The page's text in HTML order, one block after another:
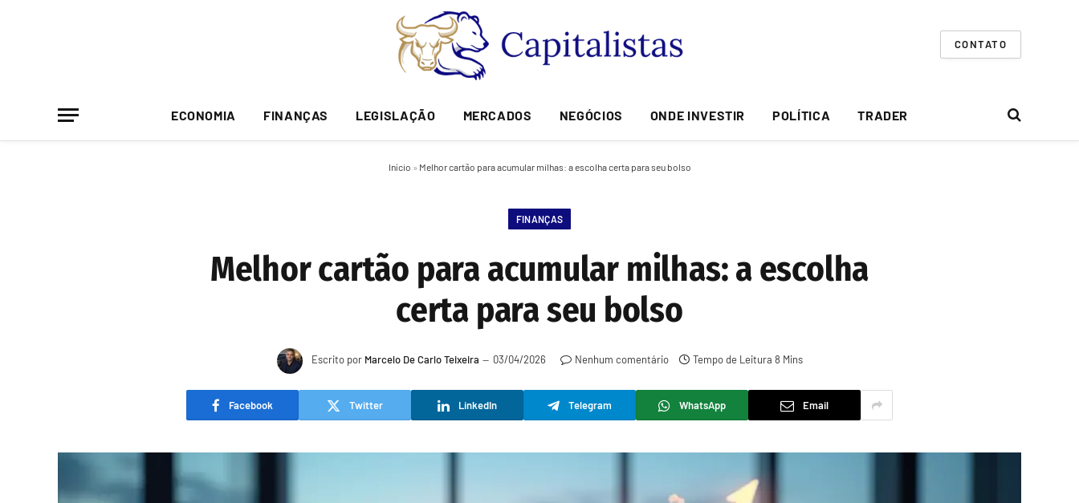
CONTATO
ECONOMIA FINANÇAS LEGISLAÇÃO MERCADOS NEGÓCIOS ONDE INVESTIR POLÍTICA TRADER
Início » Melhor cartão para acumular milhas: a escolha certa para seu bolso
FINANÇAS
Melhor cartão para acumular milhas: a escolha
certa para seu bolso
Escrito por Marcelo De Carlo Teixeira 03/04/2026 Nenhum comentário Tempo de Leitura 8 Mins
Facebook Twitter LinkedIn Telegram WhatsApp Email